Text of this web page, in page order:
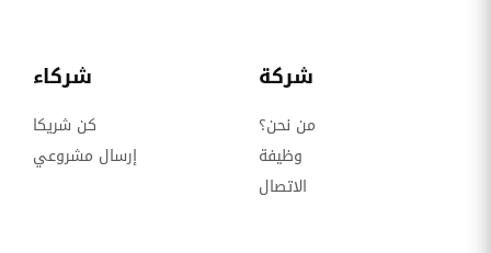
شركة
من نحن؟
وظيفة
الاتصال
شركاء
كن شريكا
إرسال مشروعي